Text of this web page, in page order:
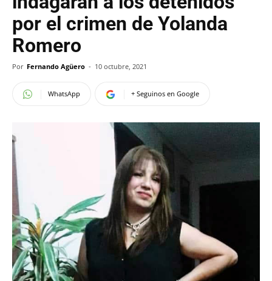
por el crimen de Yolanda
Romero
Por Fernando Agüero - 10 octubre, 2021
WhatsApp + Seguinos en Google